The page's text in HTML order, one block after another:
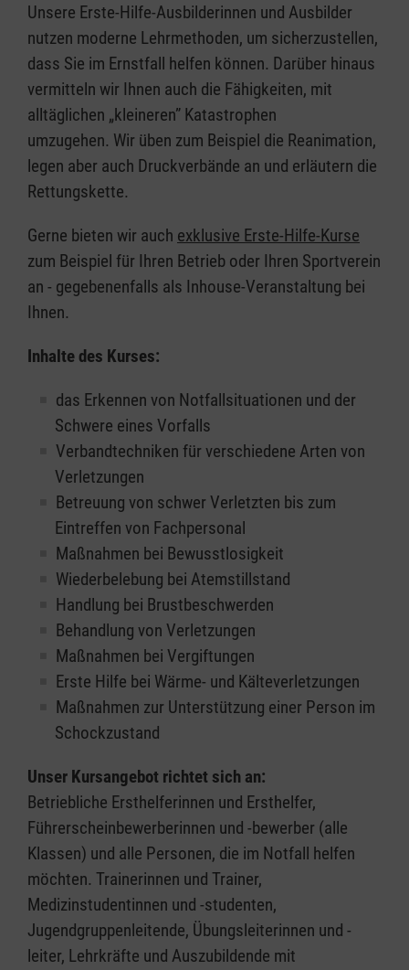
Unsere Erste-Hilfe-Ausbilderinnen und Ausbilder
nutzen moderne Lehrmethoden, um sicherzustellen,
dass Sie im Ernstfall helfen können. Darüber hinaus
vermitteln wir Ihnen auch die Fähigkeiten, mit
alltäglichen „kleineren” Katastrophen
umzugehen. Wir üben zum Beispiel die Reanimation,
legen aber auch Druckverbände an und erläutern die
Rettungskette.
Gerne bieten wir auch exklusive Erste-Hilfe-Kurse
zum Beispiel für Ihren Betrieb oder Ihren Sportverein
an - gegebenenfalls als Inhouse-Veranstaltung bei
Ihnen.
Inhalte des Kurses:
das Erkennen von Notfallsituationen und der
Schwere eines Vorfalls
Verbandtechniken für verschiedene Arten von
Verletzungen
Betreuung von schwer Verletzten bis zum
Eintreffen von Fachpersonal
Maßnahmen bei Bewusstlosigkeit
Wiederbelebung bei Atemstillstand
Handlung bei Brustbeschwerden
Behandlung von Verletzungen
Maßnahmen bei Vergiftungen
Erste Hilfe bei Wärme- und Kälteverletzungen
Maßnahmen zur Unterstützung einer Person im
Schockzustand
Unser Kursangebot richtet sich an:
Betriebliche Ersthelferinnen und Ersthelfer,
Führerscheinbewerberinnen und -bewerber (alle
Klassen) und alle Personen, die im Notfall helfen
möchten. Trainerinnen und Trainer,
Medizinstudentinnen und -studenten,
Jugendgruppenleitende, Übungsleiterinnen und -
leiter, Lehrkräfte und Auszubildende mit